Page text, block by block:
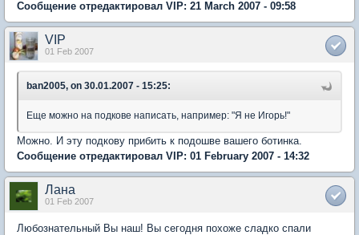
Сообщение отредактировал VIP: 21 March 2007 - 09:58
VIP
01 Feb 2007
ban2005, on 30.01.2007 - 15:25:
Еще можно на подкове написать, например: "Я не Игорь!"
Можно. И эту подкову прибить к подошве вашего ботинка.
Сообщение отредактировал VIP: 01 February 2007 - 14:32
Лана
01 Feb 2007
Любознательный Вы наш! Вы сегодня похоже сладко спали